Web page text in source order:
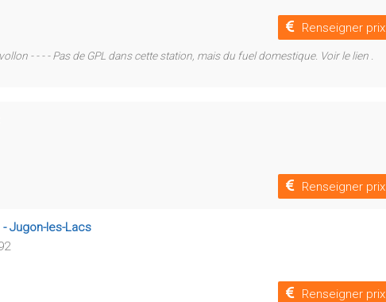
Renseigner prix
- - - - Pas de GPL dans cette station, mais du fuel domestique. Voir le lien .
Renseigner prix
Jugon-les-Lacs
Renseigner prix